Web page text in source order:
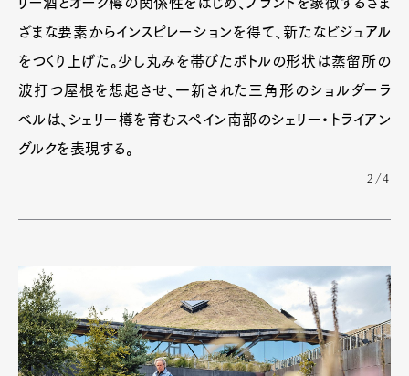
ざまな要素からインスピレーションを得て、新たなビジュアル
をつくり上げた。少し丸みを帯びたボトルの形状は蒸留所の
波打つ屋根を想起させ、一新された三角形のショルダーラ
ベルは、シェリー樽を育むスペイン南部のシェリー・トライアン
グルクを表現する。
2/4